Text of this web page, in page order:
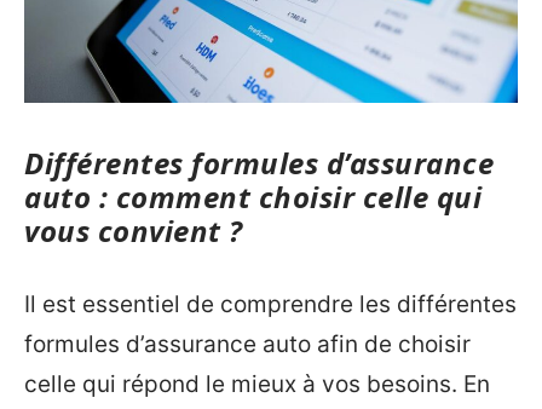
Différentes formules d’assurance
auto : comment choisir celle qui
vous convient ?
Il est essentiel de comprendre les différentes
formules d’assurance auto afin de choisir
celle qui répond le mieux à vos besoins. En